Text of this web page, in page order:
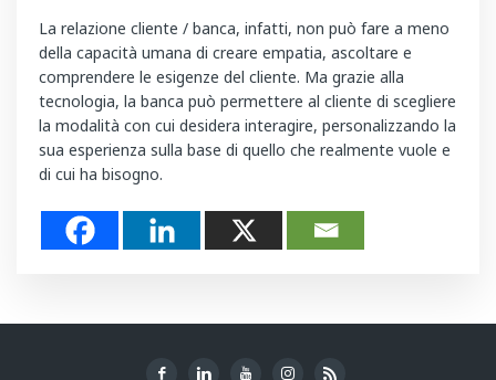
La relazione cliente / banca, infatti, non può fare a meno
della capacità umana di creare empatia, ascoltare e
comprendere le esigenze del cliente. Ma grazie alla
tecnologia, la banca può permettere al cliente di scegliere
la modalità con cui desidera interagire, personalizzando la
sua esperienza sulla base di quello che realmente vuole e
di cui ha bisogno.